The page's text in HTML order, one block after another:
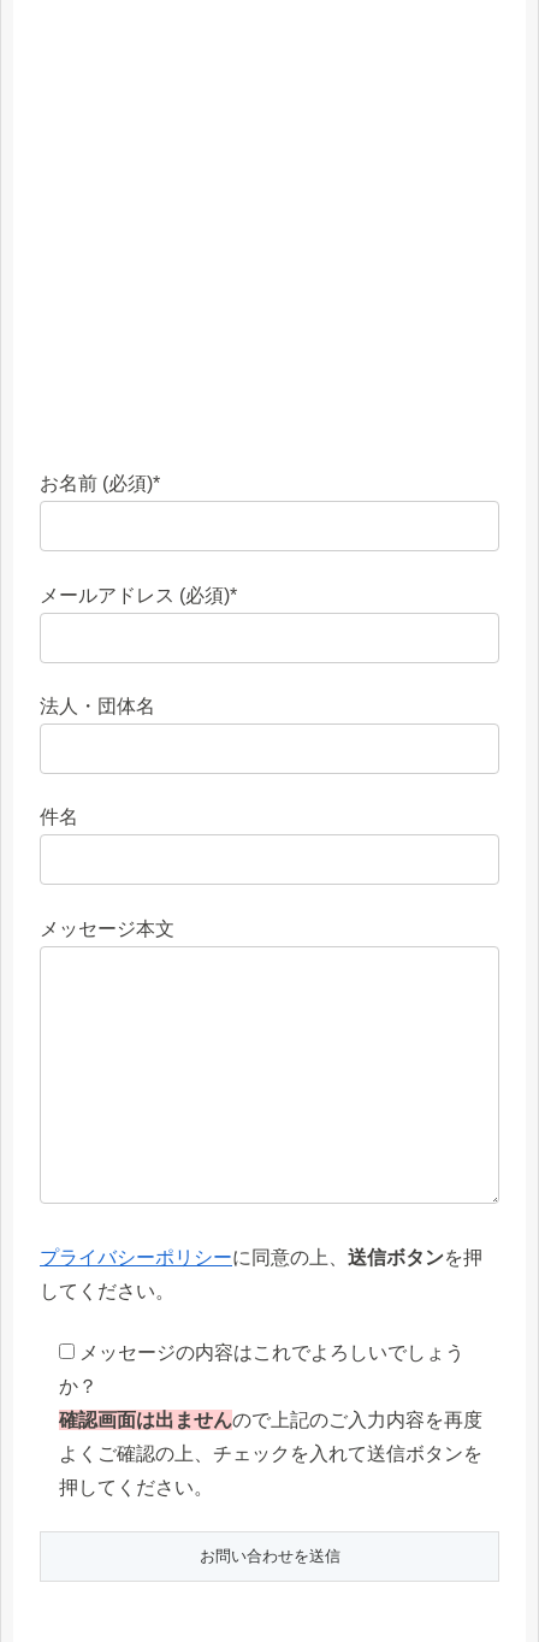
お名前 (必須)*
メールアドレス (必須)*
法人・団体名
件名
メッセージ本文
プライバシーポリシーに同意の上、 送信ボタンを押
してください。
メッセージの内容はこれでよろしいでしょう
か？
確認画面は出ませんので上記のご入力内容を再度
よくご確認の上、チェックを入れて送信ボタンを
押してください。